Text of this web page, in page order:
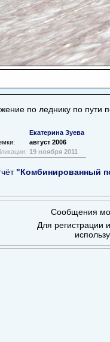
по леднику по пути
Екатерина Зуева
август 2006
19 ноября 2011
"Комбинированный
Сообщения
Для регистрации